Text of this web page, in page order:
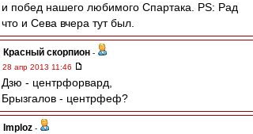
и побед нашего любимого Спартака. PS: Рад
что и Сева вчера тут был.
Красный скорпион -
28 апр 2013 11:46
Дзю - центрфорвард,
Брызгалов - центрфеф?
Imploz -